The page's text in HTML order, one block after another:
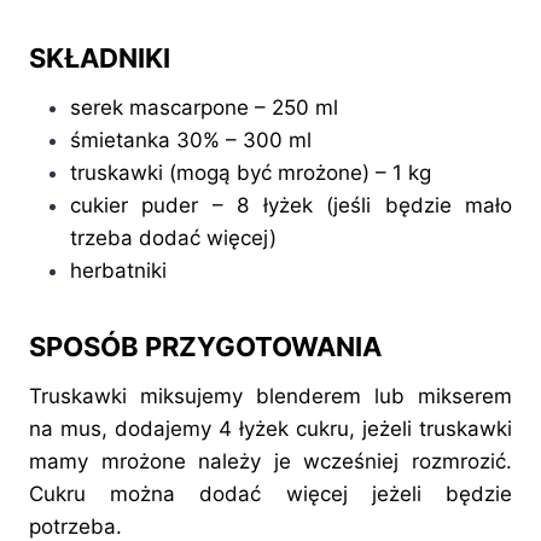
SKŁADNIKI
serek mascarpone – 250 ml
śmietanka 30% – 300 ml
truskawki (mogą być mrożone) – 1 kg
cukier puder – 8 łyżek (jeśli będzie mało
trzeba dodać więcej)
herbatniki
SPOSÓB PRZYGOTOWANIA
Truskawki miksujemy blenderem lub mikserem
na mus, dodajemy 4 łyżek cukru, jeżeli truskawki
mamy mrożone należy je wcześniej rozmrozić.
Cukru można dodać więcej jeżeli będzie
potrzeba.